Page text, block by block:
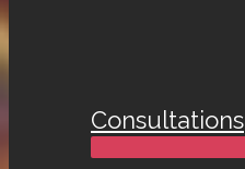
Consultations